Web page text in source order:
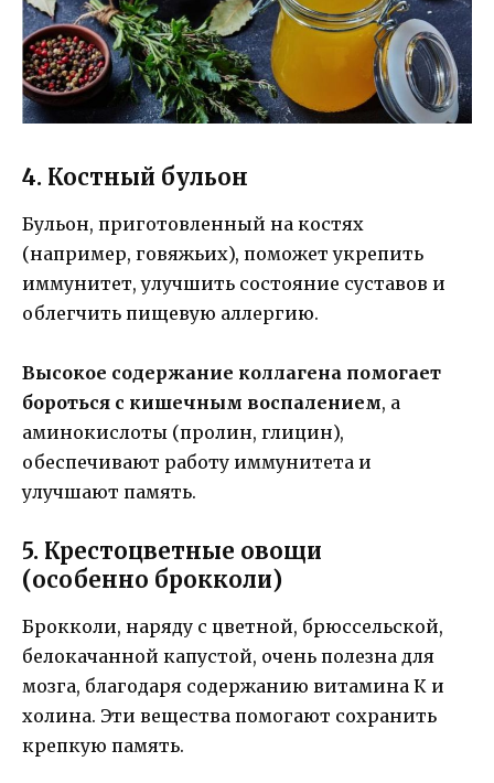
4. Костный бульон
Бульон, приготовленный на костях
(например, говяжьих), поможет укрепить
иммунитет, улучшить состояние суставов и
облегчить пищевую аллергию.
Высокое содержание коллагена помогает
бороться с кишечным воспалением, а
аминокислоты (пролин, глицин),
обеспечивают работу иммунитета и
улучшают память.
5. Крестоцветные овощи
(особенно брокколи)
Брокколи, наряду с цветной, брюссельской,
белокачанной капустой, очень полезна для
мозга, благодаря содержанию витамина К и
холина. Эти вещества помогают сохранить
крепкую память.